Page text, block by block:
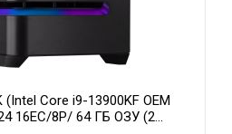
Core i9-13900KF OEM
16EC/8P/ 64 ГБ ОЗУ (2